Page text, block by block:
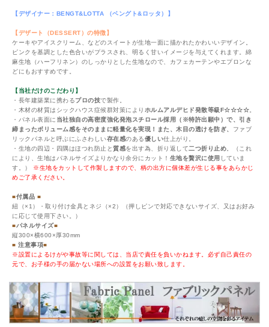
【デザイナー：BENGT&LOTTA （ベングト&ロッタ）】
【デザート（DESSERT）の特徴】
ケーキやアイスクリーム、などのスイートが生地一面に描かれたかわいいデザイン。
ピンクを基調とした色合いがプラスされ、明るく甘いイメージを与えてくれます。綿
麻生地（ハーフリネン）のしっかりとした生地なので、カフェカーテンやエプロンな
どにもおすすめです。
【当社だけのこだわり】
・長年建築業に携わるプロの技で製作。
・木材の材質はシックハウス症候群対策により ホルムアルデヒド発散等級F☆☆☆☆
・パネル表面に 当社独自の高密度強化発泡スチロール採用（※特許出願中）で、引き
締まったボリューム感をそのままに軽量化を実現！また、木目の透けを防ぎ、
ファブ
リックパネルと呼ぶにふさわしい存在感のある優しい仕上がり。
・生地の四辺・四隅はほつれ防止と質感を出す為、折り返して二つ折り止め 。（これ
により、生地はパネルサイズよりかなり余分にカット！ 生地を贅沢に使用 していま
す。）
※生地をカットして作製しますので、柄の出方に個体差が生じる事をあらかじ
めご了承ください。
■付属品 ■
紐（×1）・取り付け金具とネジ（×2）（押しピンで対応できないサイズ、又はお好み
に応じて使用下さい。）
■パネルサイズ■
縦300×横600×厚30mm
■ 注意事項■
※設置によるけがや事故等に関しては、当店で責任を負いかねます。必ず自己責任の
元で、お子様の手の届かない場所への設置をお願い致します。